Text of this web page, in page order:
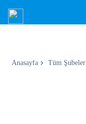
Anasayfa Tüm Şubeler